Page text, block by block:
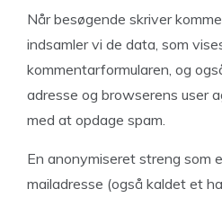
Når besøgende skriver
indsamler vi de data, som
kommentarformularen, og
adresse og browserens user
med at opdage spam.
En anonymiseret streng som
mailadresse (også kaldet et